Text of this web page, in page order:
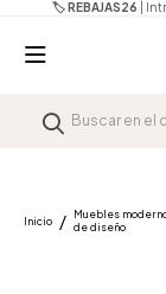
🏷️ REBAJAS26 |
Inicio
Muebles
de diseño